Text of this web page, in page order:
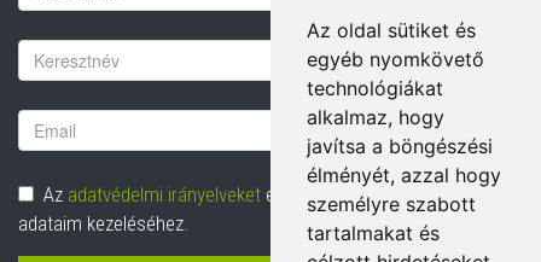
Az oldal sütiket és
egyéb nyomkövető
technológiákat
alkalmaz, hogy
javítsa a böngészési
élményét, azzal hogy
személyre szabott
tartalmakat és
Vezetéknév
Email
cím
Adatvédelem
Az adatvédelmi irányelveket elolvastam és hozzájárulok
adataim kezeléséhez.